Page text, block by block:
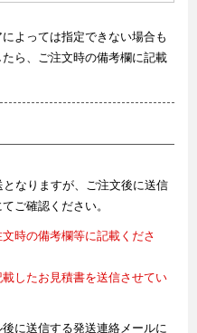
よっては指定できない場合も
ら、ご注文時の備考欄に記載
なりますが、ご注文後に送信
ご確認ください。
時の備考欄等に記載くださ
したお見積書を送信させてい
に送信する発送連絡メールに